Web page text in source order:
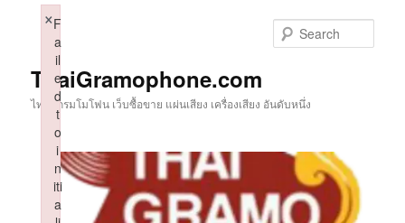
ThaiGramophone.com
ไทยแกรมโมโฟน เว็บซื้อขาย แผ่นเสียง เครื่องเสียง อันดับหนึ่ง
F
a
il
e
d
t
o
i
n
iti
a
×